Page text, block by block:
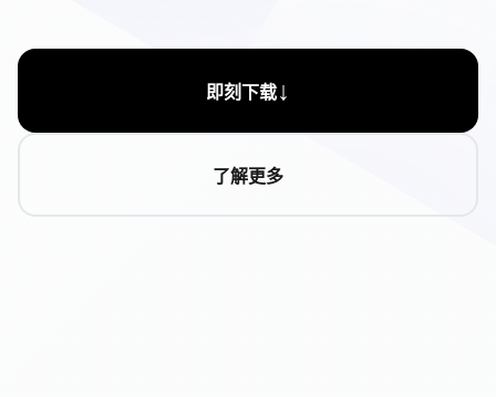
即刻下载↓
了解更多